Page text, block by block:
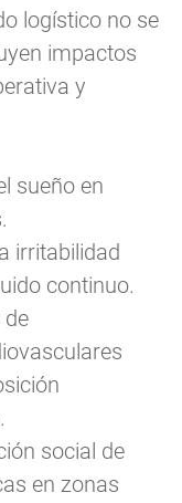
logístico no se
impactos
y
sueño en
irritabilidad
continuo.
de
social de
en zonas